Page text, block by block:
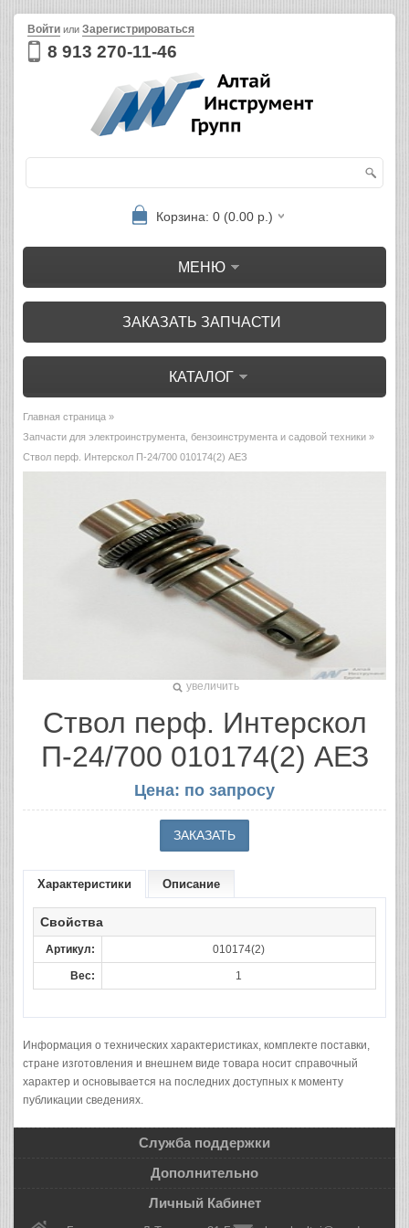
8 913 270-11-46
Войти или Зарегистрироваться
Корзина: 0 (0.00 р.)
МЕНЮ
ЗАКАЗАТЬ ЗАПЧАСТИ
КАТАЛОГ
Главная страница »
Запчасти для электроинструмента, бензоинструмента и садовой техники »
Ствол перф. Интерскол П-24/700 010174(2) АЕЗ
увеличить
Ствол перф. Интерскол
П-24/700 010174(2) АЕЗ
Цена: по запросу
Характеристики Описание
Свойства
Артикул: 010174(2)
Вес: 1
Информация о технических характеристиках, комплекте поставки,
стране изготовления и внешнем виде товара носит справочный
характер и основывается на последних доступных к моменту
публикации сведениях.
Служба поддержки
Дополнительно
Личный Кабинет